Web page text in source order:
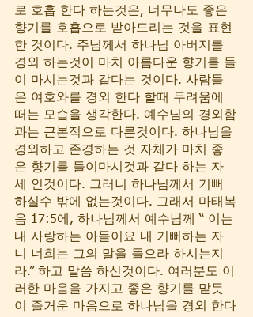
로 호흡 한다 하는것은, 너무나도 좋은
향기를 호흡으로 받아드리는 것을 표현
한 것이다. 주님께서 하나님 아버지를
경외 하는것이 마치 아름다운 향기를 들
이 마시는것과 같다는 것이다. 사람들
은 여호와를 경외 한다 할때 두려움에
떠는 모습을 생각한다. 예수님의 경외함
과는 근본적으로 다른것이다. 하나님을
경외하고 존경하는 것 자체가 마치 좋
은 향기를 들이마시것과 같다 하는 자
세 인것이다. 그러니 하나님께서 기뻐
하실수 밖에 없는것이다. 그래서 마태복
음 17:5에, 하나님께서 예수님께 “ 이는
내 사랑하는 아들이요 내 기뻐하는 자
니 너희는 그의 말을 들으라 하시는지
라.” 하고 말씀 하신것이다. 여러분도 이
러한 마음을 가지고 좋은 향기를 맡듯
이 즐거운 마음으로 하나님을 경외 한다